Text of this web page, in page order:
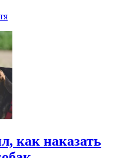
как наказать